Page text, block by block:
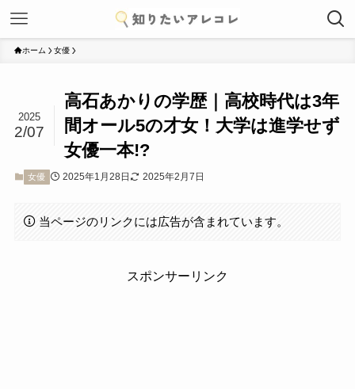
ホーム 女優
高石あかりの学歴｜高校時代は3年
間オール5の才女！大学は進学せず
女優一本!?
2025
2/07
女優 2025年1月28日 2025年2月7日
当ページのリンクには広告が含まれています。
スポンサーリンク